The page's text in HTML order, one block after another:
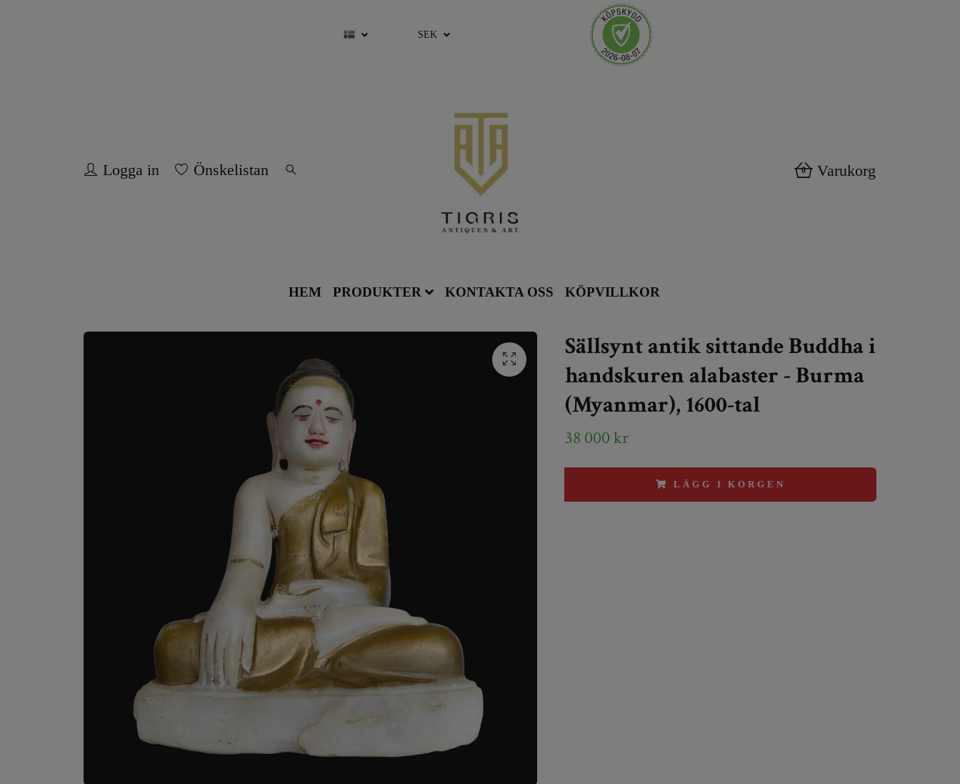
SEK
Logga in Önskelistan 0 Varukorg
HEM PRODUKTER KONTAKTA OSS KÖPVILLKOR
Sällsynt antik sittande Buddha i
handskuren alabaster - Burma
(Myanmar), 1600-tal
38 000 kr
LÄGG I KORGEN